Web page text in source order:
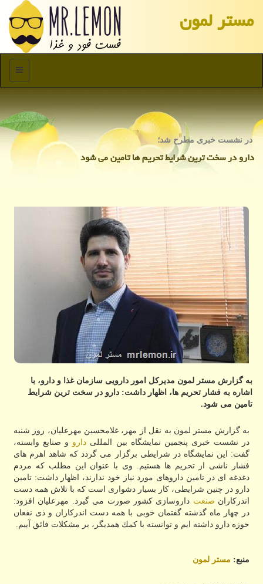
مستر لمون
منو
در نشست خبری مطرح شد؛
دارو در سخت ترین شرایط تحریم ها تامین می شود
به گزارش مستر لمون مدیركل امور دارویی سازمان غذا و دارو، با
اشاره به فشار تحریم ها، اظهار داشت: دارو در سخت ترین شرایط
تامین می شود.
به گزارش مستر لمون به نقل از مهر، غلامحسین مهرعلیان، روز شنبه
در نشست خبری پنجمین نمایشگاه بین المللی دارو و صنایع وابسته،
گفت: این نمایشگاه در شرایطی برگزار می گردد كه شاهد اهرم های
فشار ناشی از تحریم ها هستیم. وی با عنوان این مطلب كه مردم
دغدغه ای در تامین داروهای مورد نیاز خود ندارند، اظهار داشت: تامین
دارو در چنین شرایطی، كار بسیار دشواری است كه با تلاش همه دست
اندركاران صنعت داروسازی كشور صورت می گیرد. مهرعلیان افزود:
در چهار ماه گذشته گفتمان خوبی با همه دست اندركاران و ذی نفعان
حوزه دارو داشته ایم و توانسته با كمك همدیگر، بر مشكلات فائق آییم.
منبع: مستر لمون